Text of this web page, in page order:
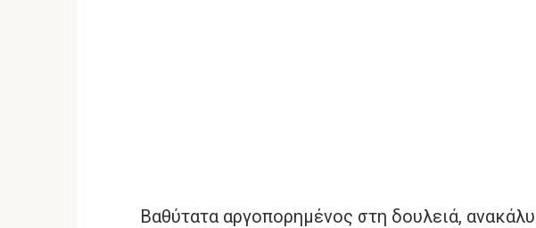
Βαθύτατα αργοπορημένος στη δουλειά,